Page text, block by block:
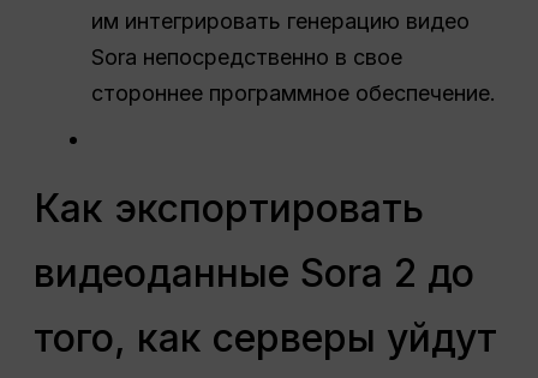
им интегрировать генерацию видео
Sora непосредственно в свое
стороннее программное обеспечение.
Как экспортировать
видеоданные Sora 2 до
того, как серверы уйдут